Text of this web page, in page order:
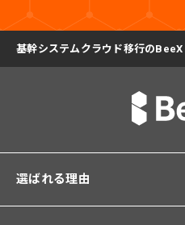
基幹システムクラウド移行のBeeX
選ばれる理由